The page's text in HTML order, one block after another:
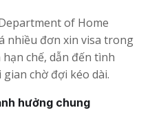
of Home
nhiều đơn xin visa trong
chế, dẫn đến tình
chờ đợi kéo dài.
hưởng chung